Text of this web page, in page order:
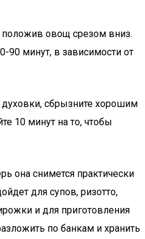
положив овощ срезом вниз.
90 минут, в зависимости от
сбрызните хорошим
10 минут на то, чтобы
она снимется практически
для супов, ризотто,
и для приготовления
по банкам и хранить